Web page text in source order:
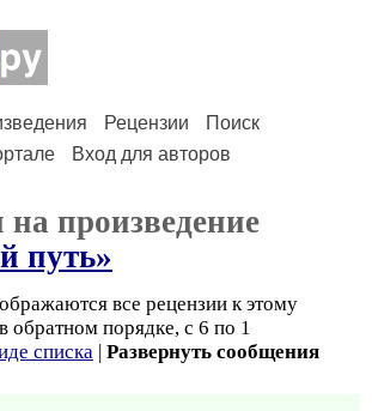
Рецензии
Поиск
Вход для авторов
на произведение
путь»
все рецензии к этому
обратном порядке, с 6 по 1
списка | Развернуть сообщения